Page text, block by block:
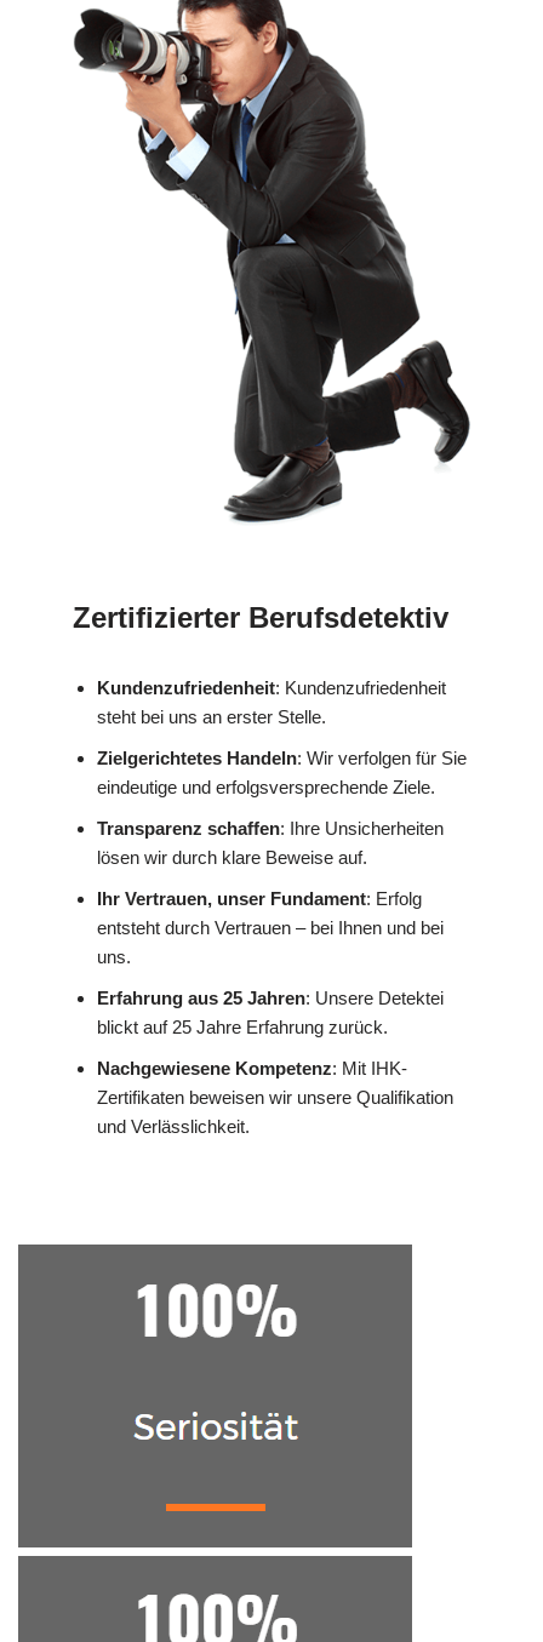
Zertifizierter Berufsdetektiv
Kundenzufriedenheit: Kundenzufriedenheit
steht bei uns an erster Stelle.
Zielgerichtetes Handeln: Wir verfolgen für Sie
eindeutige und erfolgsversprechende Ziele.
Transparenz schaffen: Ihre Unsicherheiten
lösen wir durch klare Beweise auf.
Ihr Vertrauen, unser Fundament: Erfolg
entsteht durch Vertrauen – bei Ihnen und bei
uns.
Erfahrung aus 25 Jahren: Unsere Detektei
blickt auf 25 Jahre Erfahrung zurück.
Nachgewiesene Kompetenz: Mit IHK-
Zertifikaten beweisen wir unsere Qualifikation
und Verlässlichkeit.